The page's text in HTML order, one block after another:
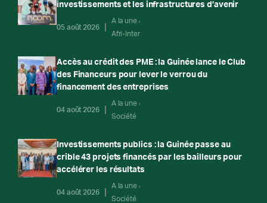
investissements et les infrastructures d’avenir
05 août 2026
A la une
Afri-Inter
Accès au crédit des PME : la Guinée lance le Club
des Financeurs pour lever le verrou du
financement des entreprises
04 août 2026
A la une
Société
Investissements publics : la Guinée passe au
crible 43 projets financés par les bailleurs pour
accélérer les résultats
04 août 2026
A la une
Société